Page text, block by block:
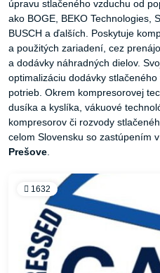
úpravu stlačeného vzduchu od
ako BOGE, BEKO Technologies,
BUSCH a ďalších. Poskytuje
a použitých zariadení, cez
a dodávky náhradných dielov.
optimalizáciu dodávky
potrieb. Okrem kompresorovej
dusíka a kyslíka, vákuové
kompresorov či rozvody
celom Slovensku so zastúpením v
Prešove.
1632